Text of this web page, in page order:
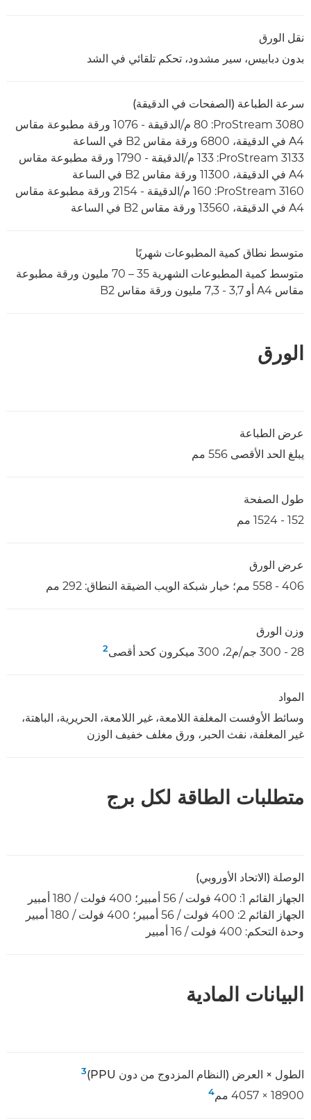
نقل الورق
بدون دبابيس، سير مشدود، تحكم تلقائي في الشد
سرعة الطباعة (الصفحات في الدقيقة)
ProStream 3080:‏ 80 م/الدقيقة - 1076 ورقة مطبوعة مقاس
A4 في الدقيقة، 6800 ورقة مقاس B2 في الساعة
ProStream 3133:‏ 133 م/الدقيقة - 1790 ورقة مطبوعة مقاس
A4 في الدقيقة، 11300 ورقة مقاس B2 في الساعة
ProStream 3160:‏ 160 م/الدقيقة - 2154 ورقة مطبوعة مقاس
A4 في الدقيقة، 13560 ورقة مقاس B2 في الساعة
متوسط نطاق كمية المطبوعات شهريًا
متوسط كمية المطبوعات الشهرية 35 – 70 مليون ورقة مطبوعة
مقاس A4 أو 3,7 - 7,3 مليون ورقة مقاس B2
الورق
عرض الطباعة
يبلغ الحد الأقصى 556 مم
طول الصفحة
152 - 1524 مم
عرض الورق
406 - 558 مم؛ خيار شبكة الويب الضيقة النطاق: 292 مم
وزن الورق
28 - 300 جم/م2، 300 ميكرون كحد أقصى
2
المواد
وسائط الأوفست المغلفة اللامعة، غير اللامعة، الحريرية، الباهتة،
غير المغلفة، نفث الحبر، ورق مغلف خفيف الوزن
متطلبات الطاقة لكل برج
الوصلة (الاتحاد الأوروبي)
الجهاز القائم 1: 400 فولت / 56 أمبير؛ 400 فولت / 180 أمبير
الجهاز القائم 2: 400 فولت / 56 أمبير؛ 400 فولت / 180 أمبير
وحدة التحكم: 400 فولت / 16 أمبير
البيانات المادية
الطول × العرض (النظام المزدوج من دون PPU) 3
18900 × 4057 مم 4